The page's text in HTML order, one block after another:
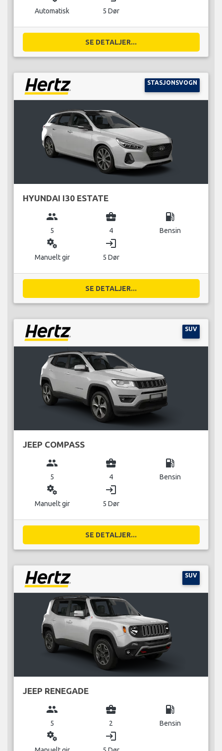
Automatisk 5 Dør
SE DETALJER...
STASJONSVOGN
HYUNDAI I30 ESTATE
group
5
business_center
4
local_gas_station
Bensin
miscellaneous_services
Manuelt gir
login
5 Dør
SE DETALJER...
SUV
JEEP COMPASS
group
5
business_center
4
local_gas_station
Bensin
miscellaneous_services
Manuelt gir
login
5 Dør
SE DETALJER...
SUV
JEEP RENEGADE
group
5
business_center
2
local_gas_station
Bensin
miscellaneous_services login